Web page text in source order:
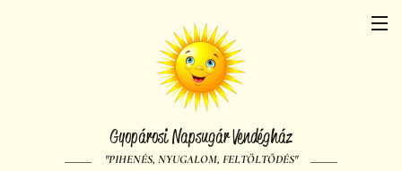
Gyopárosi Napsugár Vendégház
"PIHENÉS, NYUGALOM, FELTÖLTŐDÉS"